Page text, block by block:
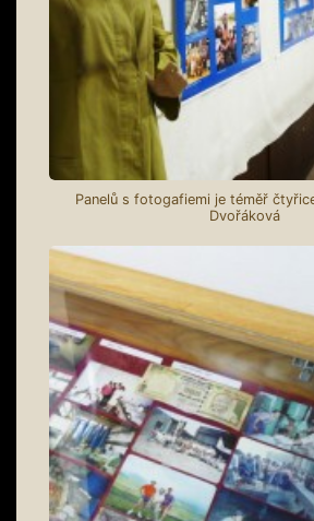
Panelů s fotogafiemi je téměř
Dvořáková